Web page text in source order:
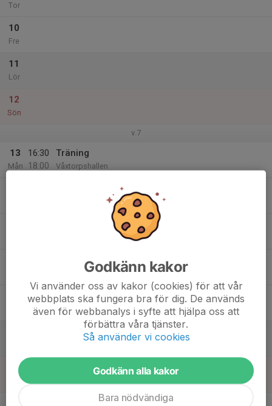
Tor
10
Fre
11
Lör
12
Sön
v.7
13
Mån
16:30
18:00
Träning
Våxtorpshallen
19
Sön
Dags för hemma turnering
v.8
Godkänn kakor
Vi använder oss av kakor (cookies) för att vår
webbplats ska fungera bra för dig. De används
även för webbanalys i syfte att hjälpa oss att
förbättra våra tjänster.
Så använder vi cookies
Godkänn alla kakor
Bara nödvändiga